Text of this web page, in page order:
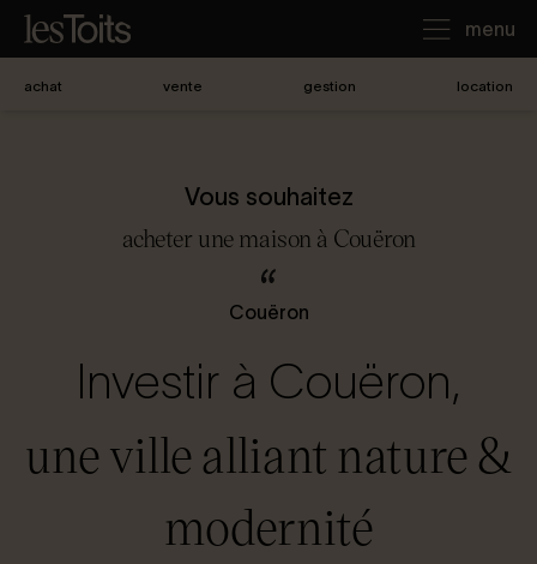
menu
Notre agence
achat vente gestion location
Vous souhaitez
acheter une maison à Couëron
Couëron
Investir à Couëron,
une ville alliant nature &
modernité